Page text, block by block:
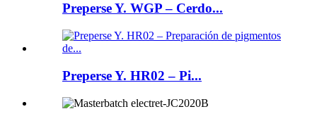
Preperse Y. WGP – Cerdo...
Preperse Y. HR02 – Pi...